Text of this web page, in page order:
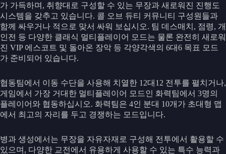
가 가득하며, 취향대로 구성할 수 있는 무장과 새로워진 진행도
시스템을 갖추고 있습니다. 콜 오브 듀티 커뮤니티 구성원들과
함께 싸우거나 적으로 맞서 싸워 보십시오. 팀 데스매치, 점령, 개
인전 등 다양한 클래식 멀티플레이어 모드는 물론 완전히 새로워
진 VIP 에스코트 및 돌아온 장악 등 각양각색의 6대6 목표 모드
가 준비되어 있습니다.
협동팀에서 이동 수단을 사용해 치열한 12대12 전투를 펼치거나,
게임에서 가장 거대한 멀티플레이어 모드인 화력팀에서 3명의
플레이어와 협동하십시오. 화력팀은 4인 분대 10개가 초대형 맵
에서 최고의 자리를 두고 경쟁하는 모드입니다.
병과 생성에서는 무장을 자유자재로 구성해 전투에서 활용할 수
있으며, 다양한 교전에서 유용하게 사용할 수 있는 특수 능력과